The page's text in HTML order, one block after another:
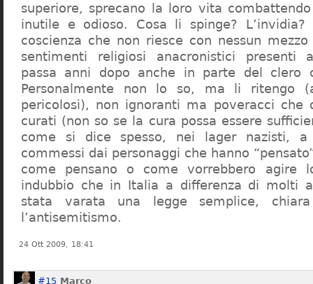
superiore, sprecano la loro vita
inutile e odioso. Cosa li spinge?
coscienza che non riesce con nessun
sentimenti religiosi anacronistici presenti
passa anni dopo anche in parte del clero
Personalmente non lo so, ma li ritengo
pericolosi), non ignoranti ma poveracci che
curati (non so se la cura possa essere
come si dice spesso, nei lager nazisti,
commessi dai personaggi che hanno
come pensano o come vorrebbero agire
indubbio che in Italia a differenza di molti
stata varata una legge semplice,
l’antisemitismo.
24 Ott 2009, 18:41
#15 Marco